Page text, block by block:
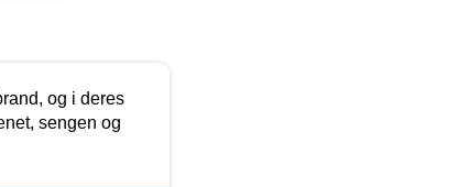
og i deres
sengen og